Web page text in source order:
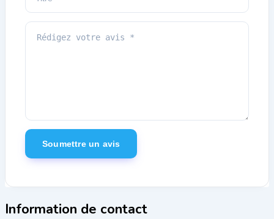
Information de contact